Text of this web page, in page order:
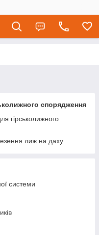
спорядження
гірськолижного
лиж на даху
системи